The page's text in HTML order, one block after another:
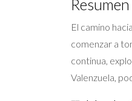
Resumen
El camino
comenzar a
continua,
Valenzuela,